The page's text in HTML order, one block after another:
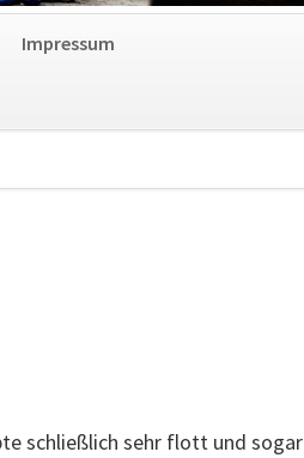
Impressum
schließlich sehr flott und sogar